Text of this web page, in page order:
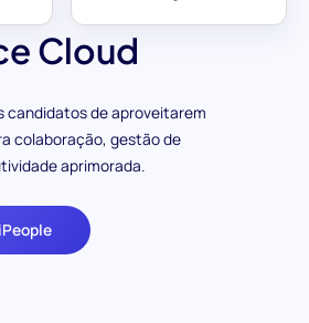
Cloud
candidatos de aproveitarem
colaboração, gestão de
aprimorada.